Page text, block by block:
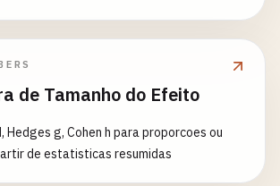
de Tamanho do Efeito
Hedges g, Cohen h para proporcoes ou
de estatisticas resumidas